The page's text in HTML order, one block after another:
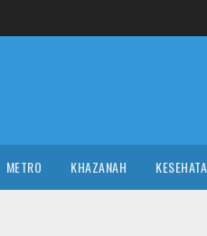
METRO KHAZANAH